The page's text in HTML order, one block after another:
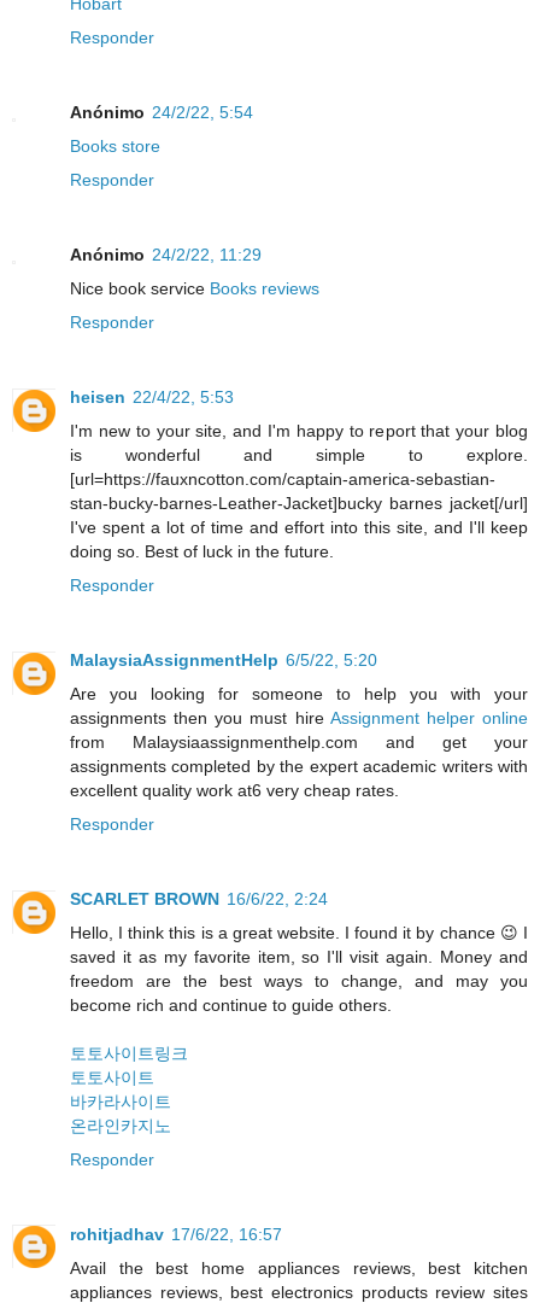
Responder
Anónimo 24/2/22, 5:54
Books store
Responder
Anónimo 24/2/22, 11:29
Nice book service Books reviews
Responder
heisen 22/4/22, 5:53
I'm new to your site, and I'm happy to report that your blog
is wonderful and simple to explore.
[url=https://fauxncotton.com/captain-america-sebastian-
stan-bucky-barnes-Leather-Jacket]bucky barnes jacket[/url]
I've spent a lot of time and effort into this site, and I'll keep
doing so. Best of luck in the future.
Responder
MalaysiaAssignmentHelp 6/5/22, 5:20
Are you looking for someone to help you with your
assignments then you must hire Assignment helper online
from Malaysiaassignmenthelp.com and get your
assignments completed by the expert academic writers with
excellent quality work at6 very cheap rates.
Responder
SCARLET BROWN 16/6/22, 2:24
Hello, I think this is a great website. I found it by chance 😉 I
saved it as my favorite item, so I'll visit again. Money and
freedom are the best ways to change, and may you
become rich and continue to guide others.
토토사이트링크
토토사이트
바카라사이트
온라인카지노
Responder
rohitjadhav 17/6/22, 16:57
Avail the best home appliances reviews, best kitchen
appliances reviews, best electronics products review sites